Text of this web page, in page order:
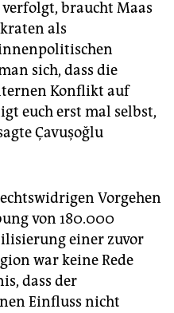
braucht Maas
als
sich, dass die
Konflikt auf
euch erst mal selbst,
Çavuşoğlu
Vorgehen
von 180.000
einer zuvor
war keine Rede
dass der
Einfluss nicht